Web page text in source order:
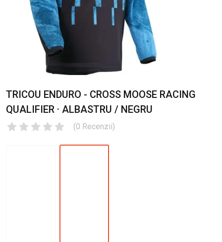
TRICOU ENDURO - CROSS MOOSE RACING
QUALIFIER · ALBASTRU / NEGRU
(0 Recenzii)